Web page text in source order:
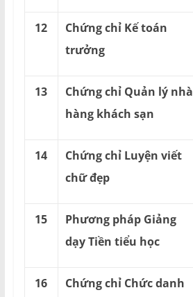
12
Chứng chỉ Kế toán
trưởng
13
Chứng chỉ Quản lý nhà
hàng khách sạn
14
Chứng chỉ Luyện viết
chữ đẹp
15
Phương pháp Giảng
dạy Tiền tiểu học
16
Chứng chỉ Chức danh